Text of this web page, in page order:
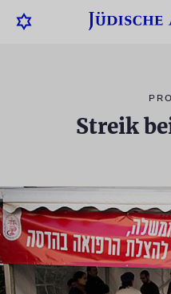
Streik